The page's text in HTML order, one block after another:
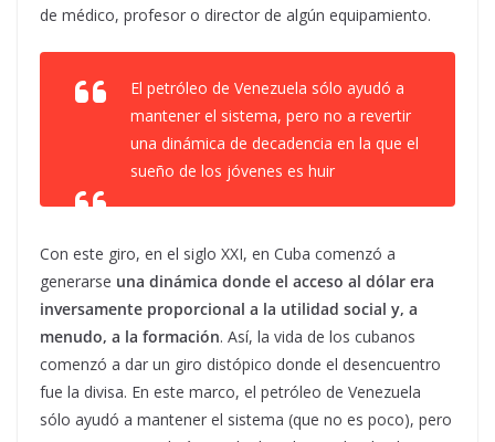
de médico, profesor o director de algún equipamiento.
El petróleo de Venezuela sólo ayudó a
mantener el sistema, pero no a revertir
una dinámica de decadencia en la que el
sueño de los jóvenes es huir
Con este giro, en el siglo XXI, en Cuba comenzó a
generarse una dinámica donde el acceso al dólar era
inversamente proporcional a la utilidad social y, a
menudo, a la formación. Así, la vida de los cubanos
comenzó a dar un giro distópico donde el desencuentro
fue la divisa. En este marco, el petróleo de Venezuela
sólo ayudó a mantener el sistema (que no es poco), pero